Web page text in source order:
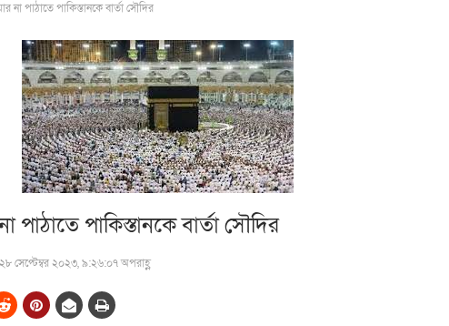
না পাঠাতে পাকিস্তানকে বার্তা সৌদির
পাকিস্তানকে বার্তা সৌদির
সেপ্টেম্বর ২০২৩, ৯:২৬:০৭ অপরাহ্ণ